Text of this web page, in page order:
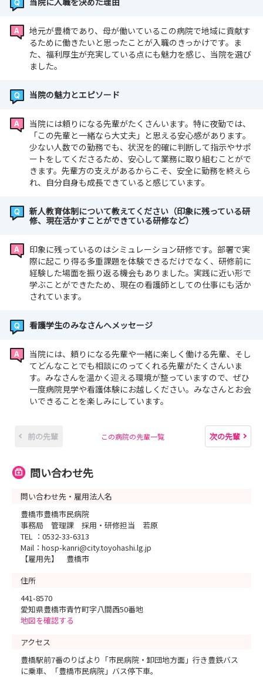
地元が豊橋であり、母が働いているこの病院で地域に貢献す
るために働きたいと思ったことが入職のきっかけです。ま
た、福利厚生が充実している点にも魅力を感じ、当院を選び
ました。
当院の魅力とエピソード
当院には頼りになる先輩がたくさんいます。特に夜勤では、
「この先輩と一緒なら大丈夫」と思える安心感があります。
少ない人数での勤務でも、状況を的確に判断して指示やサポ
ートをしてくださるため、安心して業務に取り組むことがで
きます。先輩方の支えがあるからこそ、安全に勤務を終えら
れ、自分自身も成長できていると感じています。
新人教育体制について教えてください（印象に残っている研
修、現在活かすことができている研修など）
印象に残っているのはシミュレーション研修です。部署で実
際に起こり得る多重課題を体験できるだけでなく、研修前に
経験した場面を振り返る機会もありました。実践に近い形で
学ぶことができたため、現在の看護師としての仕事にも活か
されています。
看護学生のみなさんへメッセージ
当院には、頼りになる先輩や一緒に楽しく働ける先輩、そし
てどんなことでも相談にのってくれる先輩がたくさんいま
す。みなさんを温かく迎える環境が整っていますので、ぜひ
一度病院見学や看護体験にお越しください。みなさんとお会
いできることを楽しみにしています。
前の先輩 この病院の先輩一覧 次の先輩
問い合わせ先
問い合わせ先・雇用法人名
豊橋市豊橋市民病院
事務局 管理課 採用・研修担当 若原
TEL ：0532-33-6313
Mail：hosp-kanri@city.toyohashi.lg.jp
【雇用先】 豊橋市
住所
441-8570
愛知県豊橋市青竹町字八間西50番地
地図を確認する
アクセス
豊橋駅前7番のりばより「市民病院・卸団地方面」行き豊鉄バス
に乗車、「豊橋市民病院」バス停下車。